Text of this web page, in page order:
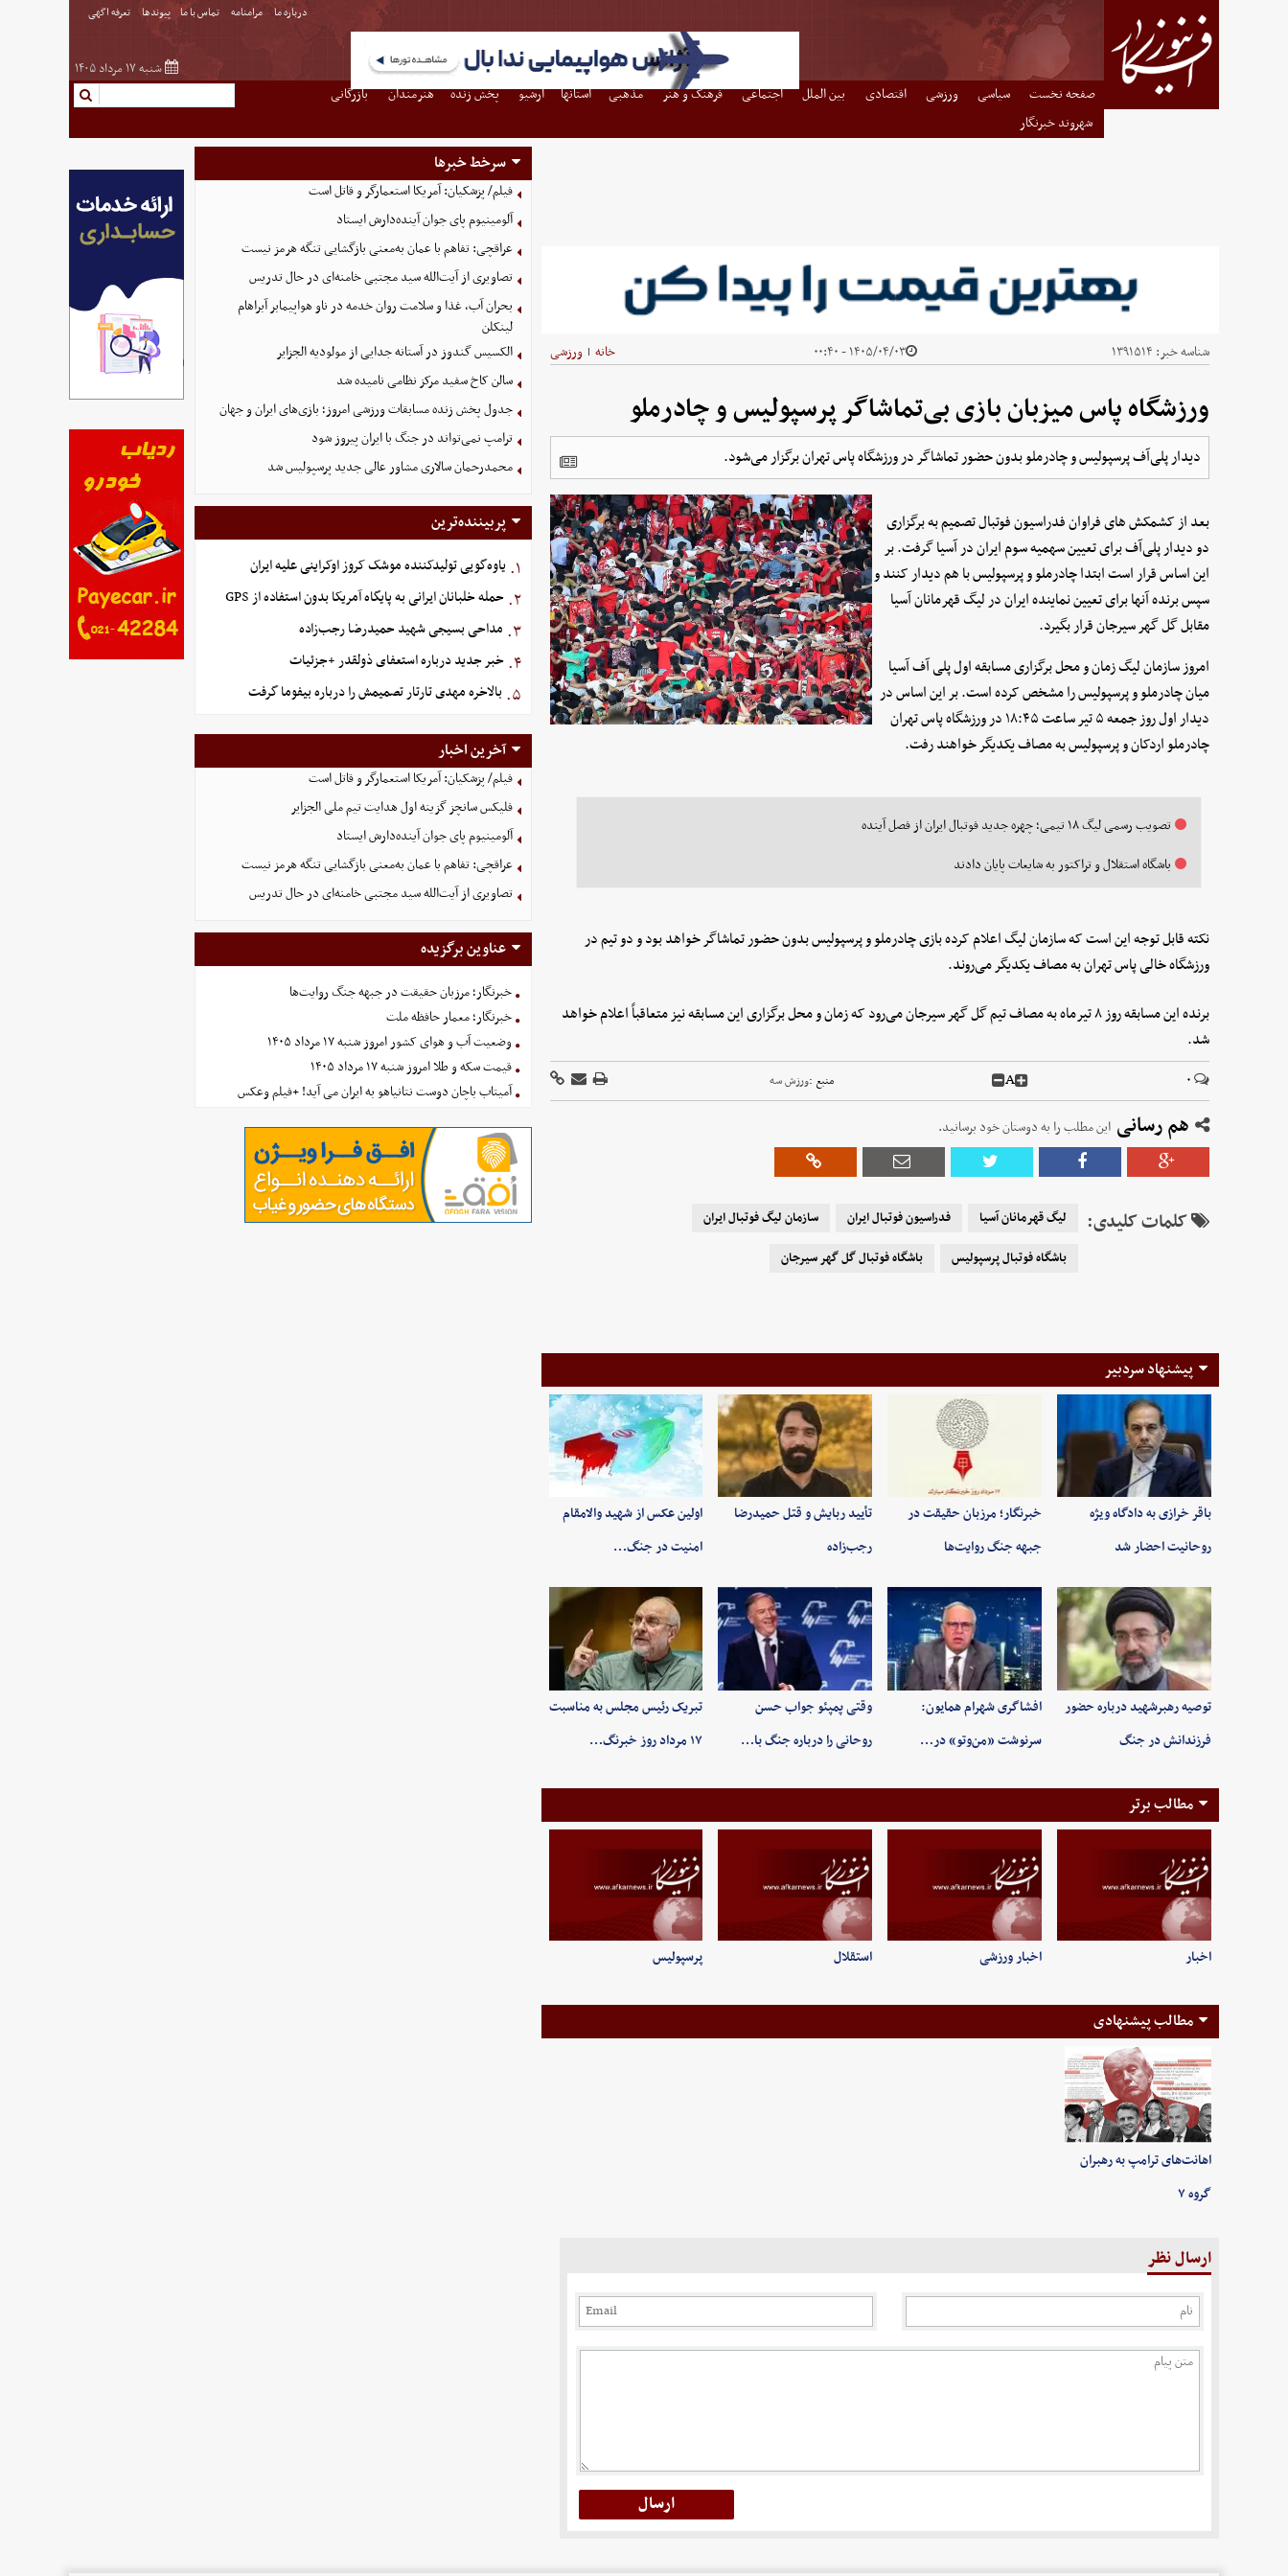
درباره ما مرامنامه تماس با ما پیوندها تعرفه اگهی
شنبه ۱۷ مرداد ۱۴۰۵
صفحه نخست سیاسی ورزشی اقتصادی بین الملل اجتماعی فرهنگ و هنر مذهبی استانها آرشیو پخش زنده هنرمندان
بازرگانی
شهروند خبرنگار
شناسه خبر: ۱۳۹۱۵۱۴ ۱۴۰۵/۰۴/۰۳ - ۰۰:۴۰ خانه | ورزشی
ورزشگاه پاس میزبان بازی بی‌تماشاگر پرسپولیس و چادرملو
دیدار پلی‌آف پرسپولیس و چادرملو بدون حضور تماشاگر در ورزشگاه پاس تهران برگزار می‌شود.
بعد از کشمکش های فراوان فدراسیون فوتبال تصمیم به برگزاری
دو دیدار پلی‌آف برای تعیین سهمیه سوم ایران در آسیا گرفت. بر
این اساس قرار است ابتدا چادرملو و پرسپولیس با هم دیدار کنند و
سپس برنده آنها برای تعیین نماینده ایران در لیگ قهرمانان آسیا
مقابل گل گهر سیرجان قرار بگیرد.
امروز سازمان لیگ زمان و محل برگزاری مسابقه اول پلی آف آسیا
میان چادرملو و پرسپولیس را مشخص کرده است. بر این‌ اساس در
دیدار اول روز جمعه ۵ تیر ساعت ۱۸:۴۵ در ورزشگاه پاس تهران
چادرملو اردکان و پرسپولیس به مصاف یکدیگر خواهند رفت.
تصویب رسمی لیگ ۱۸ تیمی؛ چهره جدید فوتبال ایران از فصل آینده
باشگاه استقلال و تراکتور به شایعات پایان دادند
نکته قابل توجه این است که سازمان لیگ اعلام کرده بازی چادرملو و پرسپولیس بدون حضور تماشاگر خواهد بود و دو تیم در
ورزشگاه خالی پاس تهران به مصاف یکدیگر می‌روند.
برنده این مسابقه روز ۸ تیرماه به مصاف تیم گل گهر سیرجان می‌رود که زمان و محل برگزاری این مسابقه نیز متعاقباً اعلام خواهد
شد.
۰ A منبع :ورزش سه
هم رسانی این مطلب را به دوستان خود برسانید.
کلمات کلیدی: لیگ قهرمانان آسیا فدراسیون فوتبال ایران
سازمان لیگ فوتبال ایران
باشگاه فوتبال پرسپولیس
باشگاه فوتبال گل گهر سیرجان
پیشنهاد سردبیر
باقر خرازی به دادگاه ویژه
روحانیت احضار شد
خبرنگار؛ مرزبان حقیقت در
جبهه جنگ روایت‌ها
تأیید ربایش و قتل حمیدرضا
رجب‌زاده
اولین عکس از شهید والامقام
امنیت در جنگ…
توصیه رهبرشهید درباره حضور
فرزندانش در جنگ
افشاگری شهرام همایون:
سرنوشت «من‌وتو» در…
وقتی پمپئو جواب حسن
روحانی را درباره جنگ با…
تبریک رئیس مجلس به مناسبت
۱۷ مرداد روز خبرنگ…
مطالب برتر
اخبار اخبار ورزشی استقلال پرسپولیس
مطالب پیشنهادی
اهانت‌های ترامپ به رهبران
گروه ۷
ارسال نظر
سرخط خبرها
فیلم/ پزشکیان: آمریکا استعمارگر و قاتل است
آلومینیوم پای جوان آینده‌دارش ایستاد
عراقچی: تفاهم با عمان به‌معنی بازگشایی تنگه هرمز نیست
تصاویری از آیت‌الله سید مجتبی خامنه‌ای در حال تدریس
بحران آب، غذا و سلامت روان خدمه در ناو هواپیمابر آبراهام
لینکلن
الکسیس گندوز در آستانه جدایی از مولودیه الجزایر
سالن کاخ سفید مرکز نظامی نامیده شد
جدول پخش زنده مسابقات ورزشی امروز؛ بازی‌های ایران و جهان
ترامپ نمی‌تواند در جنگ با ایران پیروز شود
محمدرحمان سالاری مشاور عالی جدید پرسپولیس شد
پربیننده‌ترین
۱. یاوه‌گویی تولیدکننده موشک کروز اوکراینی علیه ایران
۲. حمله خلبانان ایرانی به پایگاه آمریکا بدون استفاده از GPS
۳. مداحی بسیجی شهید حمیدرضا رجب‌زاده
۴. خبر جدید درباره استعفای ذولقدر +جزئیات
۵. بالاخره مهدی تارتار تصمیمش را درباره بیفوما گرفت
آخرین اخبار
فیلم/ پزشکیان: آمریکا استعمارگر و قاتل است
فلیکس سانچز گزینه اول هدایت تیم ملی الجزایر
آلومینیوم پای جوان آینده‌دارش ایستاد
عراقچی: تفاهم با عمان به‌معنی بازگشایی تنگه هرمز نیست
تصاویری از آیت‌الله سید مجتبی خامنه‌ای در حال تدریس
عناوین برگزیده
خبرنگار؛ مرزبان حقیقت در جبهه جنگ روایت‌ها
خبرنگار؛ معمار حافظه ملت
وضعیت آب و هوای کشور امروز شنبه ۱۷ مرداد ۱۴۰۵
قیمت سکه و طلا امروز شنبه ۱۷ مرداد ۱۴۰۵
آمیتاب باچان دوست نتانیاهو به ایران می آید! +فیلم وعکس